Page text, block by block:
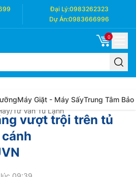
Đại Lý:0983262323
Dự Án:0983666996
0
Máy Giặt - Máy SấyTrung Tâm Bảo
/Tư Vấn Tủ Lạnh
vượt trội trên tủ